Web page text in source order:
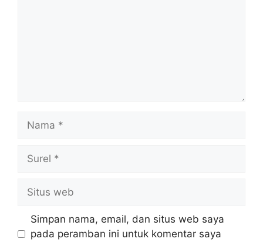
Simpan nama, email, dan situs web saya
pada peramban ini untuk komentar saya